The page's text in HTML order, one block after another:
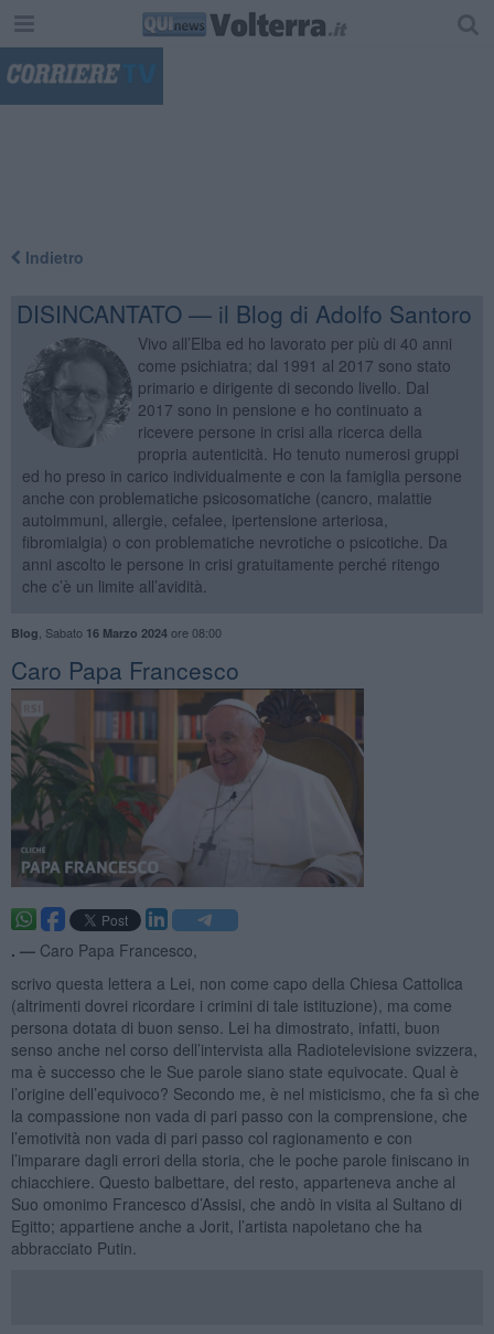
Indietro
DISINCANTATO — il Blog di Adolfo Santoro
Vivo all’Elba ed ho lavorato per più di 40 anni
come psichiatra; dal 1991 al 2017 sono stato
primario e dirigente di secondo livello. Dal
2017 sono in pensione e ho continuato a
ricevere persone in crisi alla ricerca della
propria autenticità. Ho tenuto numerosi gruppi
ed ho preso in carico individualmente e con la famiglia persone
anche con problematiche psicosomatiche (cancro, malattie
autoimmuni, allergie, cefalee, ipertensione arteriosa,
fibromialgia) o con problematiche nevrotiche o psicotiche. Da
anni ascolto le persone in crisi gratuitamente perché ritengo
che c’è un limite all’avidità.
Blog Sabato 16 Marzo 2024ore 08:00
Caro Papa Francesco
. — Caro Papa Francesco,
scrivo questa lettera a Lei, non come capo della Chiesa Cattolica
(altrimenti dovrei ricordare i crimini di tale istituzione), ma come
persona dotata di buon senso. Lei ha dimostrato, infatti, buon
senso anche nel corso dell’intervista alla Radiotelevisione svizzera,
ma è successo che le Sue parole siano state equivocate. Qual è
l’origine dell’equivoco? Secondo me, è nel misticismo, che fa sì che
la compassione non vada di pari passo con la comprensione, che
l’emotività non vada di pari passo col ragionamento e con
l’imparare dagli errori della storia, che le poche parole finiscano in
chiacchiere. Questo balbettare, del resto, apparteneva anche al
Suo omonimo Francesco d’Assisi, che andò in visita al Sultano di
Egitto; appartiene anche a Jorit, l’artista napoletano che ha
abbracciato Putin.